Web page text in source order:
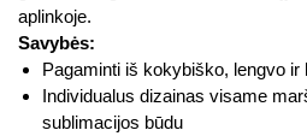
aplinkoje.
Savybės:
Pagaminti iš kokybiško, lengvo ir
Individualus dizainas visame
sublimacijos būdu